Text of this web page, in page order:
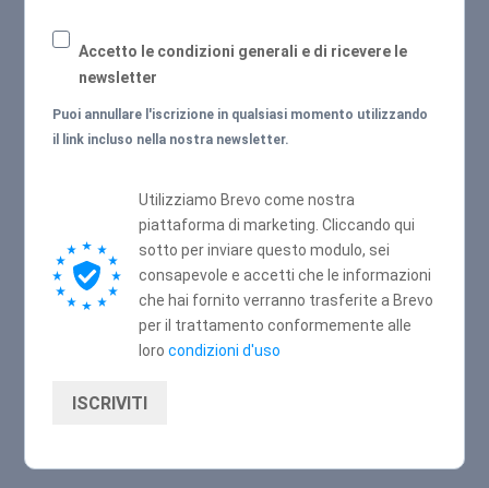
Accetto le condizioni generali e di ricevere le
newsletter
Puoi annullare l'iscrizione in qualsiasi momento utilizzando
il link incluso nella nostra newsletter.
Utilizziamo Brevo come nostra
piattaforma di marketing. Cliccando qui
sotto per inviare questo modulo, sei
consapevole e accetti che le informazioni
che hai fornito verranno trasferite a Brevo
per il trattamento conformemente alle
loro condizioni d'uso
ISCRIVITI